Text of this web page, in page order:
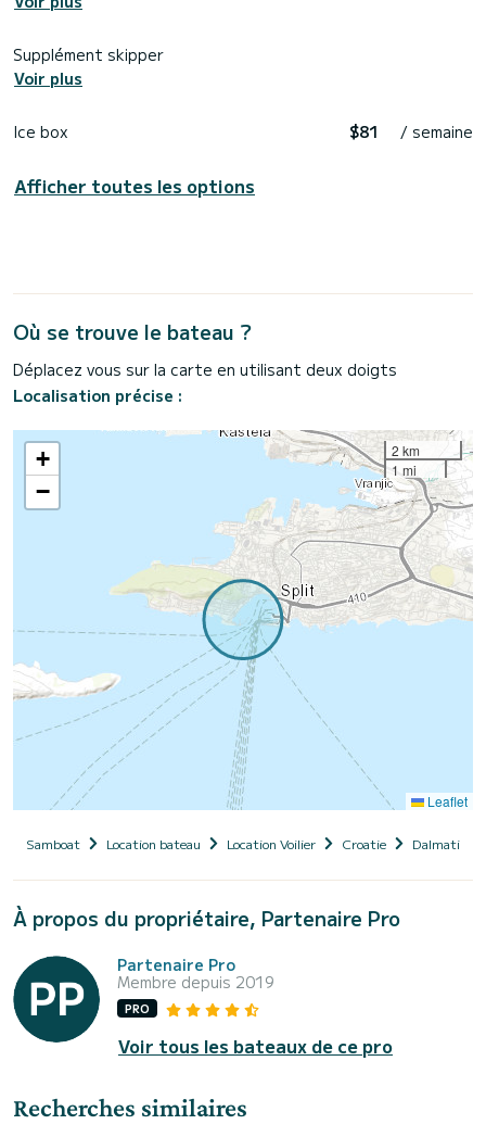
Supplément skipper
Voir plus
Ice box $81 / semaine
Afficher toutes les options
Où se trouve le bateau ?
Déplacez vous sur la carte en utilisant deux doigts
Localisation précise :
+
−
2 km
1 mi
Leaflet
Samboat Location bateau Location Voilier Croatie Dalmatie
À propos du propriétaire, Partenaire Pro
Partenaire Pro
Membre depuis 2019
PRO
Voir tous les bateaux de ce pro
Recherches similaires